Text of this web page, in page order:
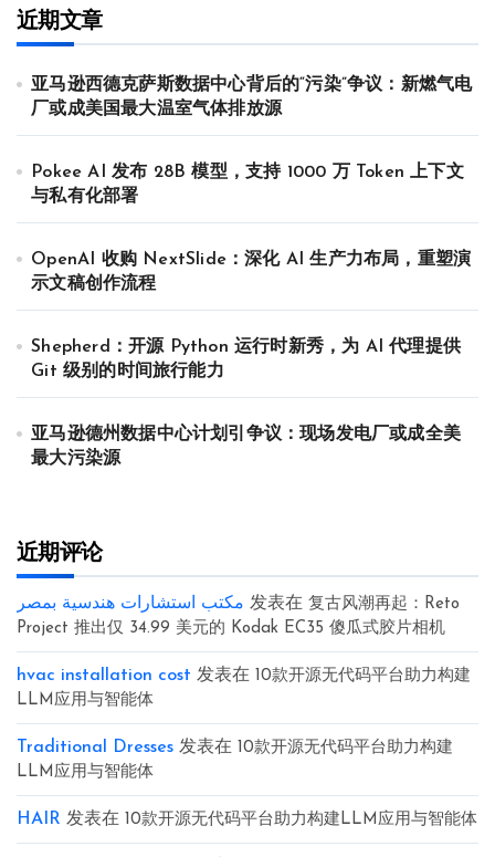
近期文章
亚马逊西德克萨斯数据中心背后的“污染”争议：新燃气电
厂或成美国最大温室气体排放源
Pokee AI 发布 28B 模型，支持 1000 万 Token 上下文
与私有化部署
OpenAI 收购 NextSlide：深化 AI 生产力布局，重塑演
示文稿创作流程
Shepherd：开源 Python 运行时新秀，为 AI 代理提供
Git 级别的时间旅行能力
亚马逊德州数据中心计划引争议：现场发电厂或成全美
最大污染源
近期评论
مكتب استشارات هندسية بمصر 发表在 复古风潮再起：Reto
Project 推出仅 34.99 美元的 Kodak EC35 傻瓜式胶片相机
hvac installation cost 发表在 10款开源无代码平台助力构建
LLM应用与智能体
Traditional Dresses 发表在 10款开源无代码平台助力构建
LLM应用与智能体
HAIR 发表在 10款开源无代码平台助力构建LLM应用与智能体